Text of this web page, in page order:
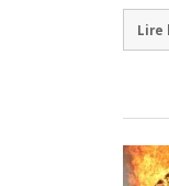
Lire